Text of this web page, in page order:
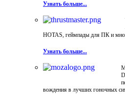
Узнать больше...
HOTAS, геймпады для ПК и
Узнать больше...
вождения в лучших гоночных